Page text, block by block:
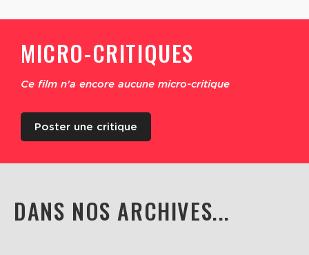
MICRO-CRITIQUES
Ce film n'a encore aucune micro-critique
Poster une critique
DANS NOS ARCHIVES...